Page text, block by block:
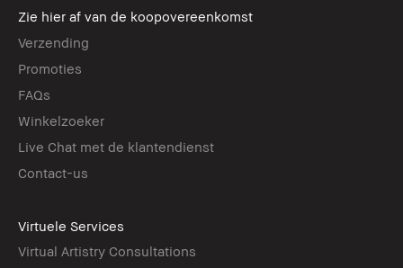
Zie hier af van de koopovereenkomst
Verzending
Promoties
FAQs
Winkelzoeker
Live Chat met de klantendienst
Contact-us
Virtuele Services
Virtual Artistry Consultations